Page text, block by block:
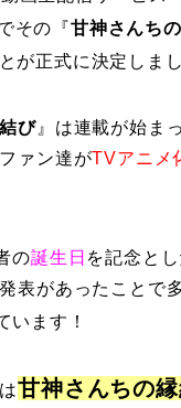
その『甘神さんち
が正式に決定しまし
び 』は連載が始ま
ァン達がTVアニメ
の誕生日 を記念と
発表があったことで
います！
甘神さんちの